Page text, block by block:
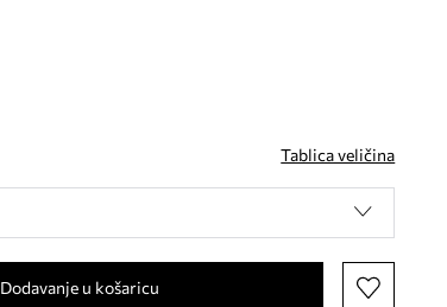
Tablica veličina
Dodavanje u košaricu